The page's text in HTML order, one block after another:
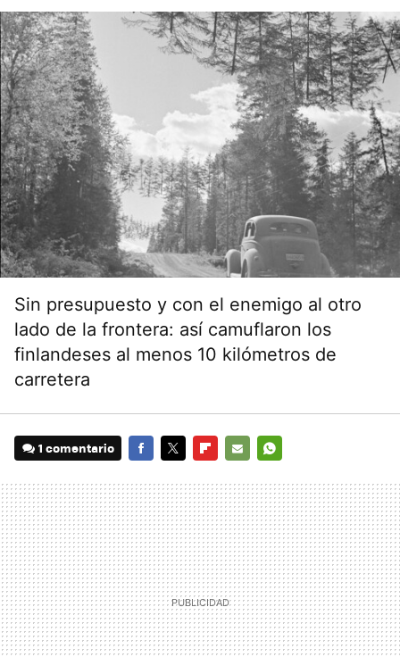
Sin presupuesto y con el enemigo al otro
lado de la frontera: así camuflaron los
finlandeses al menos 10 kilómetros de
carretera
1 comentario
MAIL